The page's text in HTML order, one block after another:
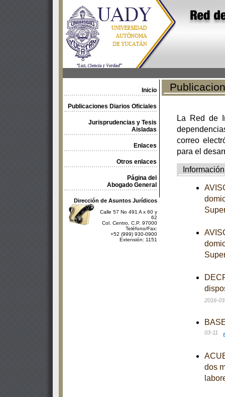
Inicio
Publicaciones Diarios Oficiales
Jurisprudencias y Tesis
Aisladas
Enlaces
Otros enlaces
Página del
Abogado General
Dirección de Asuntos Jurídicos
Calle 57 No 491 A x 60 y
62
Col. Centro, C.P. 97000
Teléfono/Fax:
+52 (999) 930-0900
Extensión: 1151
La Red de
correo
para el
Información
2016-
03-11
dos